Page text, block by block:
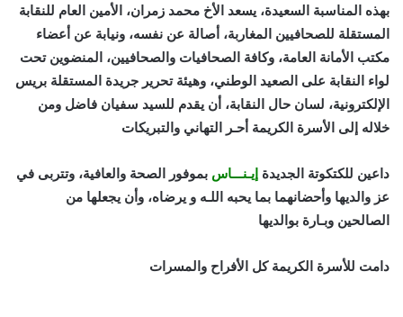
بهذه المناسبة السعيدة، يسعد الأخ محمد زمران، الأمين العام للنقابة
المستقلة للصحافيين المغاربة، أصالة عن نفسه، ونيابة عن أعضاء
مكتب الأمانة العامة، وكافة الصحافيات والصحافيين، المنضوين تحت
لواء النقابة على الصعيد الوطني، وهيئة تحرير جريدة المستقلة بريس
الإلكترونية، لسان حال النقابة، أن يقدم للسيد سفيان فاضل ومن
خلاله إلى الأسرة الكريمة أحـر التهاني والتبريكات
داعين للكتكوتة الجديدة إيـنـــاس بموفور الصحة والعافية، وتتربى في
عز والديها وأحضانهما بما يحبه اللـه و يرضاه، وأن يجعلها من
الصالحين وبـارة بوالديها
دامت للأسرة الكريمة كل الأفراح والمسرات